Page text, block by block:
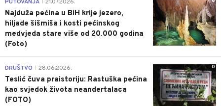
PUTOVANJA 21.07.2026.
Najduža pećina u BiH krije jezero,
hiljade šišmiša i kosti pećinskog
medvjeda stare više od 20.000 godina
(Foto)
0
DRUŠTVO 28.06.2026.
Teslić čuva praistoriju: Rastuška pećina
kao svjedok života neandertalaca
(FOTO)